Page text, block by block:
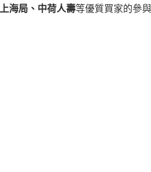
海局、中荷人壽等優質買家的參